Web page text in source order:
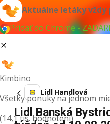
Aktuálne letáky vždy
Pridať do Chrome -
Kimbino
Všetky ponuky na jednom
(14,1 tis. hodnotení)
Lidl Handlová
Lidl Banská